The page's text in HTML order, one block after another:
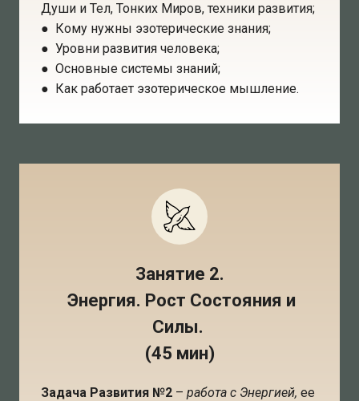
Души и Тел, Тонких Миров, техники развития;
● Кому нужны эзотерические знания;
● Уровни развития человека;
● Основные системы знаний;
● Как работает эзотерическое мышление.
Занятие 2.
Энергия. Рост Состояния и
Силы.
(45 мин)
Задача Развития №2 – работа с Энергией, ее